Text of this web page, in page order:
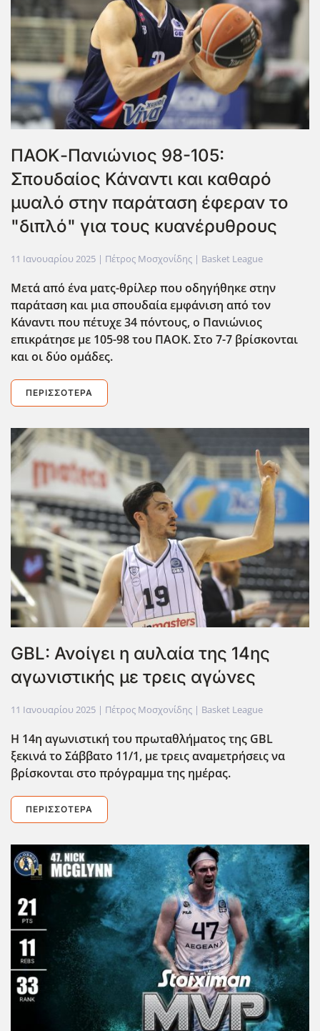
ΠΑΟΚ-Πανιώνιος 98-105:
Σπουδαίος Κάναντι και καθαρό
μυαλό στην παράταση έφεραν το
"διπλό" για τους κυανέρυθρους
11 Ιανουαρίου 2025 | Πέτρος Μοσχονίδης | Basket League
Μετά από ένα ματς-θρίλερ που οδηγήθηκε στην
παράταση και μια σπουδαία εμφάνιση από τον
Κάναντι που πέτυχε 34 πόντους, ο Πανιώνιος
επικράτησε με 105-98 του ΠΑΟΚ. Στο 7-7 βρίσκονται
και οι δύο ομάδες.
ΠΕΡΙΣΣΌΤΕΡΑ
GBL: Ανοίγει η αυλαία της 14ης
αγωνιστικής με τρεις αγώνες
11 Ιανουαρίου 2025 | Πέτρος Μοσχονίδης | Basket League
Η 14η αγωνιστική του πρωταθλήματος της GBL
ξεκινά το Σάββατο 11/1, με τρεις αναμετρήσεις να
βρίσκονται στο πρόγραμμα της ημέρας.
ΠΕΡΙΣΣΌΤΕΡΑ